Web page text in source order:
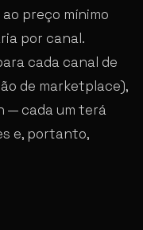
preço mínimo
por canal.
cada canal de
de marketplace),
— cada um terá
e, portanto,